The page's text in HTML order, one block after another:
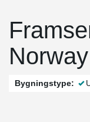
Norway
Bygningstype: